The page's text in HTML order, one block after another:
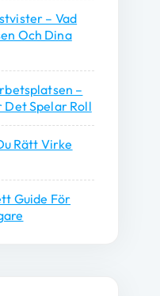
– Vad
Och Dina
–
Det Spelar Roll
Rätt Virke
Guide För